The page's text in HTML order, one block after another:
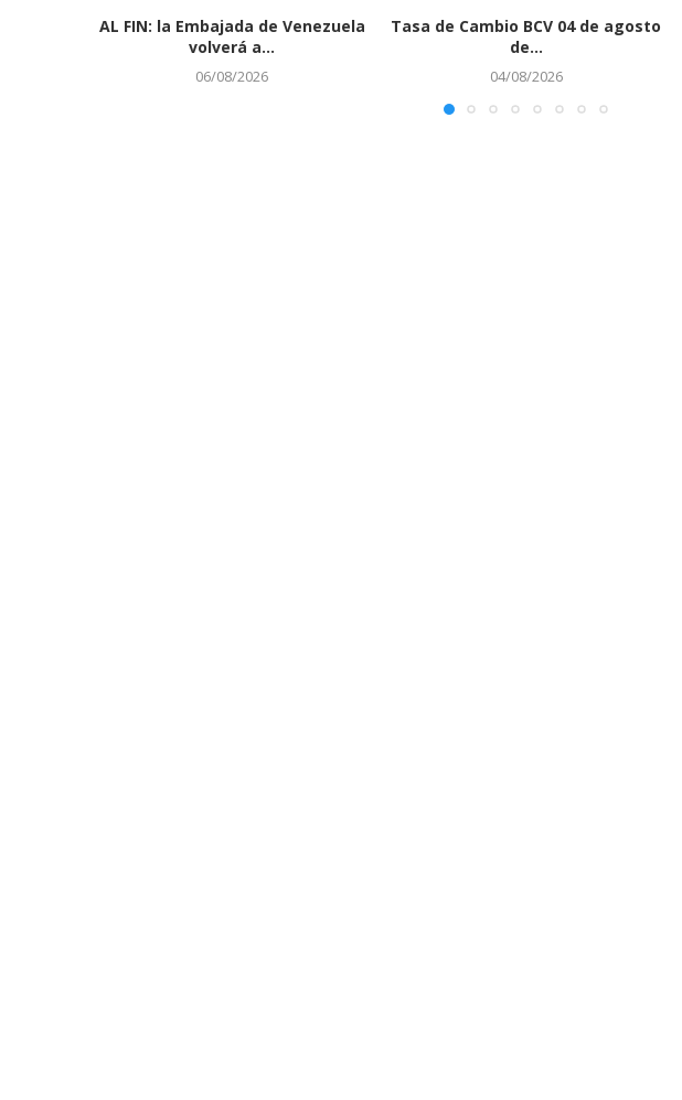
AL FIN: la Embajada de Venezuela
volverá a...
06/08/2026
Tasa de Cambio BCV 04 de agosto
de...
04/08/2026